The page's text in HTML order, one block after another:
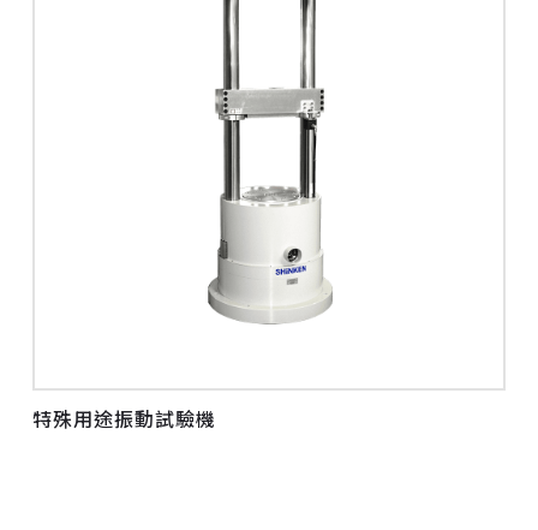
特殊用途振動試驗機